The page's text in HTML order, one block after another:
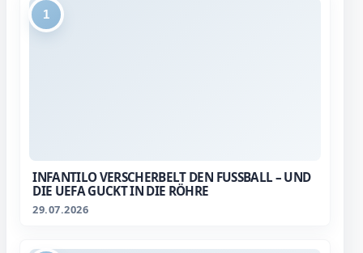
1
INFANTILO VERSCHERBELT DEN FUSSBALL – UND D
IE UEFA GUCKT IN DIE RÖHRE
29.07.2026